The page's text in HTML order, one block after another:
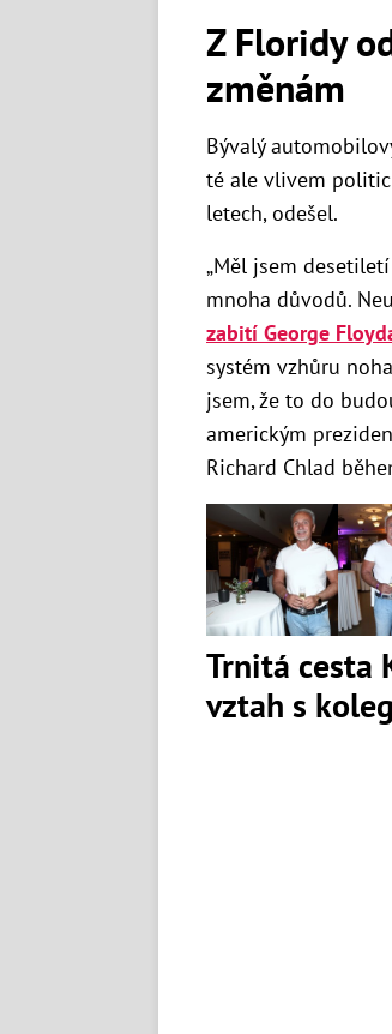
Z Floridy
změnám
Bývalý
té ale vlivem
letech, odešel.
„Měl jsem
mnoha důvodů.
zabití George
systém vzhůru
jsem, že to do
americkým
Richard Chlad
Trnitá cesta
vztah s